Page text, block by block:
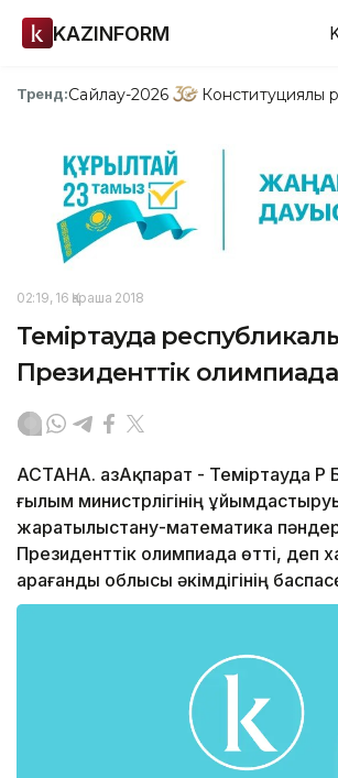
KAZINFORM
Тренд:Сайлау-2026 Конституциялық
02:19, 16 Қараша 2018
Теміртауда
Президенттік олимпиада
АСТАНА. ҚазАқпарат - Теміртауда ҚР
ғылым министрлігінің
жаратылыстану-математика
Президенттік олимпиада өтті, деп
Қарағанды облысы әкімдігінің